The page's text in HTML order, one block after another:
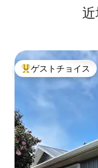
大好評のゲストチョ
ゲストチョイス